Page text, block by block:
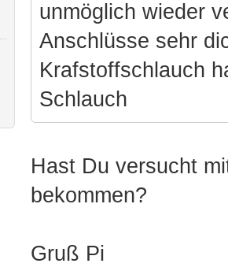
unmöglich wieder
Anschlüsse sehr
Krafstoffschlauch
Schlauch
Hast Du versucht
bekommen?
Gruß Pi